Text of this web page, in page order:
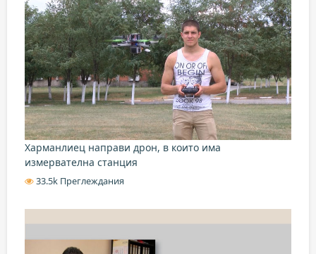
Харманлиец направи дрон, в които има
измервателна станция
33.5k Преглеждания